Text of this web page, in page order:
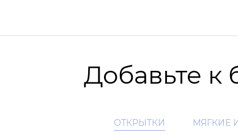
Добавьте к
ОТКРЫТКИ МЯГКИЕ